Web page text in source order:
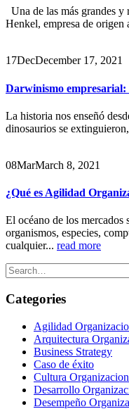
Una de las más grandes y
Henkel, empresa de origen
17DecDecember 17, 2021
Darwinismo empresarial:
La historia nos enseñó
dinosaurios se
08MarMarch 8, 2021
¿Qué es Agilidad
El océano de los mercados
organismos, especies,
cualquier... read more
Categories
Agilidad
Arquitectura
Business Strategy
Caso de éxito
Cultura
Desarrollo
Desempeño